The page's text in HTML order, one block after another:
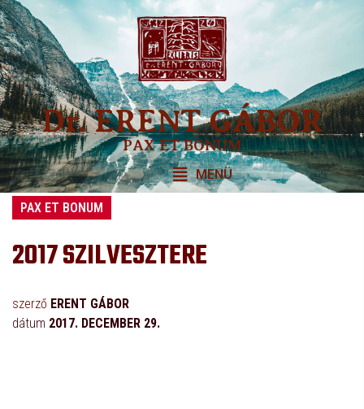
Dr. ERENT GÁBOR
PAX ET BONUM
MENÜ
PAX ET BONUM
2017 SZILVESZTERE
szerző ERENT GÁBOR
dátum 2017. DECEMBER 29.